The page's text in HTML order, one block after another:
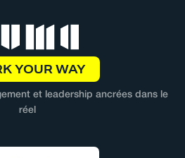
YOUR WAY
et leadership ancrées dans le
réel